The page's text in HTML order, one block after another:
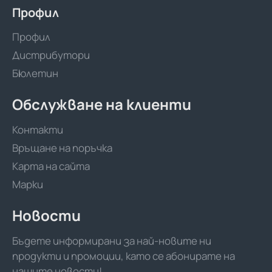
Профил
Профил
Дистрибутори
Бюлетин
Обслужване на клиенти
Контакти
Връщане на поръчка
Карта на сайта
Марки
Новости
Бъдете информирани за най-новите ни
продукти и промоции, като се абонирате на